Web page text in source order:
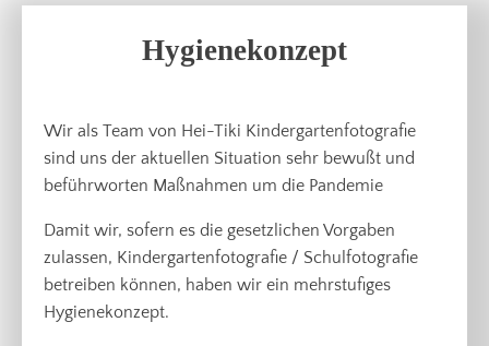
Hygienekonzept
Wir als Team von Hei-Tiki Kindergartenfotografie
sind uns der aktuellen Situation sehr bewußt und
beführworten Maßnahmen um die Pandemie
Damit wir, sofern es die gesetzlichen Vorgaben
zulassen, Kindergartenfotografie / Schulfotografie
betreiben können, haben wir ein mehrstufiges
Hygienekonzept.